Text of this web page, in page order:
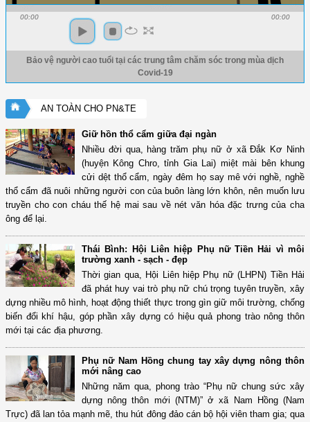
00:00 00:00
Bảo vệ người cao tuổi tại các trung tâm chăm sóc trong mùa dịch
Covid-19
AN TOÀN CHO PN&TE
Giữ hồn thổ cẩm giữa đại ngàn
Nhiều đời qua, hàng trăm phụ nữ ở xã Đắk Kơ Ninh
(huyện Kông Chro, tỉnh Gia Lai) miệt mài bên khung
cửi dệt thổ cẩm, ngày đêm họ say mê với nghề, nghề
thổ cẩm đã nuôi những người con của buôn làng lớn khôn, nên muốn lưu
truyền cho con cháu thế hệ mai sau về nét văn hóa đặc trưng của cha
ông để lại.
Thái Bình: Hội Liên hiệp Phụ nữ Tiền Hải vì môi
trường xanh - sạch - đẹp
Thời gian qua, Hội Liên hiệp Phụ nữ (LHPN) Tiền Hải
đã phát huy vai trò phụ nữ chú trọng tuyên truyền, xây
dựng nhiều mô hình, hoạt động thiết thực trong gìn giữ môi trường, chống
biến đổi khí hậu, góp phần xây dựng có hiệu quả phong trào nông thôn
mới tại các địa phương.
Phụ nữ Nam Hồng chung tay xây dựng nông thôn
mới nâng cao
Những năm qua, phong trào “Phụ nữ chung sức xây
dựng nông thôn mới (NTM)” ở xã Nam Hồng (Nam
Trực) đã lan tỏa mạnh mẽ, thu hút đông đảo cán bộ hội viên tham gia; qua